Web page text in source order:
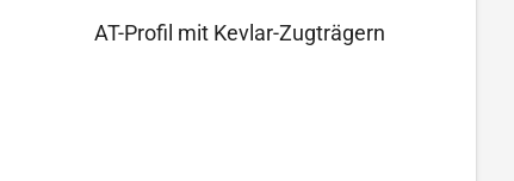
AT-Profil mit Kevlar-Zugträgern